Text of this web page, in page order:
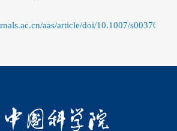
aas/article/doi/10.1007/s00376-